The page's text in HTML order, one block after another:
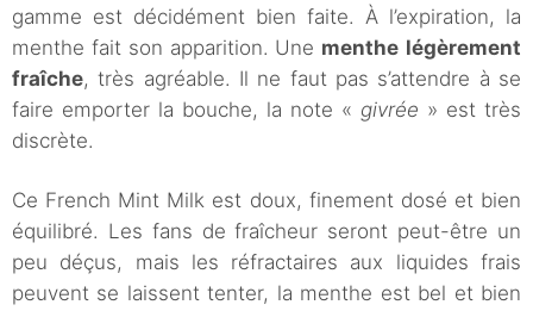
gamme est décidément bien faite. À l’expiration, la
menthe fait son apparition. Une menthe légèrement
fraîche, très agréable. Il ne faut pas s’attendre à se
faire emporter la bouche, la note « givrée » est très
discrète.
Ce French Mint Milk est doux, finement dosé et bien
équilibré. Les fans de fraîcheur seront peut-être un
peu déçus, mais les réfractaires aux liquides frais
peuvent se laissent tenter, la menthe est bel et bien